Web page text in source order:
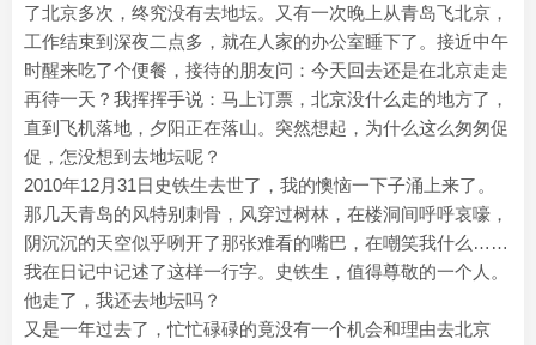
了北京多次，终究没有去地坛。又有一次晚上从青岛飞北京，
工作结束到深夜二点多，就在人家的办公室睡下了。接近中午
时醒来吃了个便餐，接待的朋友问：今天回去还是在北京走走
再待一天？我挥挥手说：马上订票，北京没什么走的地方了，
直到飞机落地，夕阳正在落山。突然想起，为什么这么匆匆促
促，怎没想到去地坛呢？
2010年12月31日史铁生去世了，我的懊恼一下子涌上来了。
那几天青岛的风特别刺骨，风穿过树林，在楼洞间呼呼哀嚎，
阴沉沉的天空似乎咧开了那张难看的嘴巴，在嘲笑我什么……
我在日记中记述了这样一行字。史铁生，值得尊敬的一个人。
他走了，我还去地坛吗？
又是一年过去了，忙忙碌碌的竟没有一个机会和理由去北京